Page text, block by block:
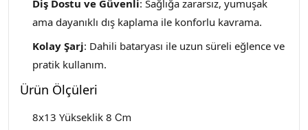
Diş Dostu ve Güvenli: Sağlığa zararsız, yumuşak
ama dayanıklı dış kaplama ile konforlu kavrama.
Kolay Şarj: Dahili bataryası ile uzun süreli eğlence ve
pratik kullanım.
Ürün Ölçüleri
8x13 Yükseklik 8 Cm